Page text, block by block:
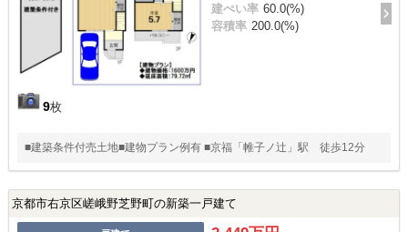
9枚
建ぺい率 60.0(%)
容積率 200.0(%)
■建築条件付売土地■建物プラン例有 ■京福「帷子ノ辻」駅 徒歩12分
京都市右京区嵯峨野芝野町の新築一戸建て